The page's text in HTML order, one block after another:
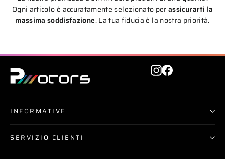
Ogni articolo è accuratamente selezionato perassicurarti la
massima soddisfazione. La tua fiducia è la nostra priorità.
Instagram
Facebook
INFORMATIVE
SERVIZIO CLIENTI